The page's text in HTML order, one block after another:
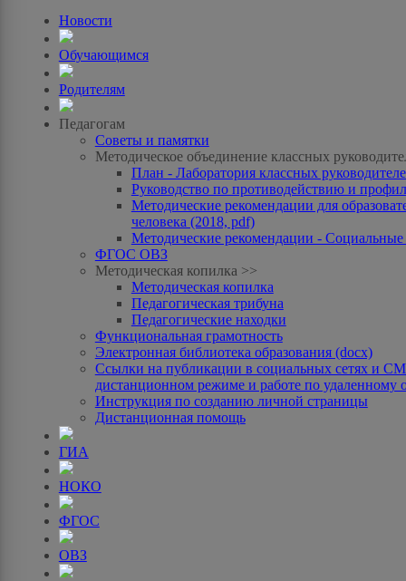
Новости
Обучающимся
Родителям
Педагогам
Советы и памятки
Методическое объединение классных
План - Лаборатория классных
Руководство по противодействию и
Методические рекомендации для
человека (2018, pdf)
Методические рекомендации -
ФГОС ОВЗ
Методическая копилка >>
Методическая копилка
Педагогическая трибуна
Педагогические находки
Функциональная грамотность
Электронная библиотека образования (docx)
Ссылки на публикации в социальных сетях и
дистанционном режиме и работе по удаленному
Инструкция по созданию личной страницы
Дистанционная помощь
ГИА
НОКО
ФГОС
ОВЗ